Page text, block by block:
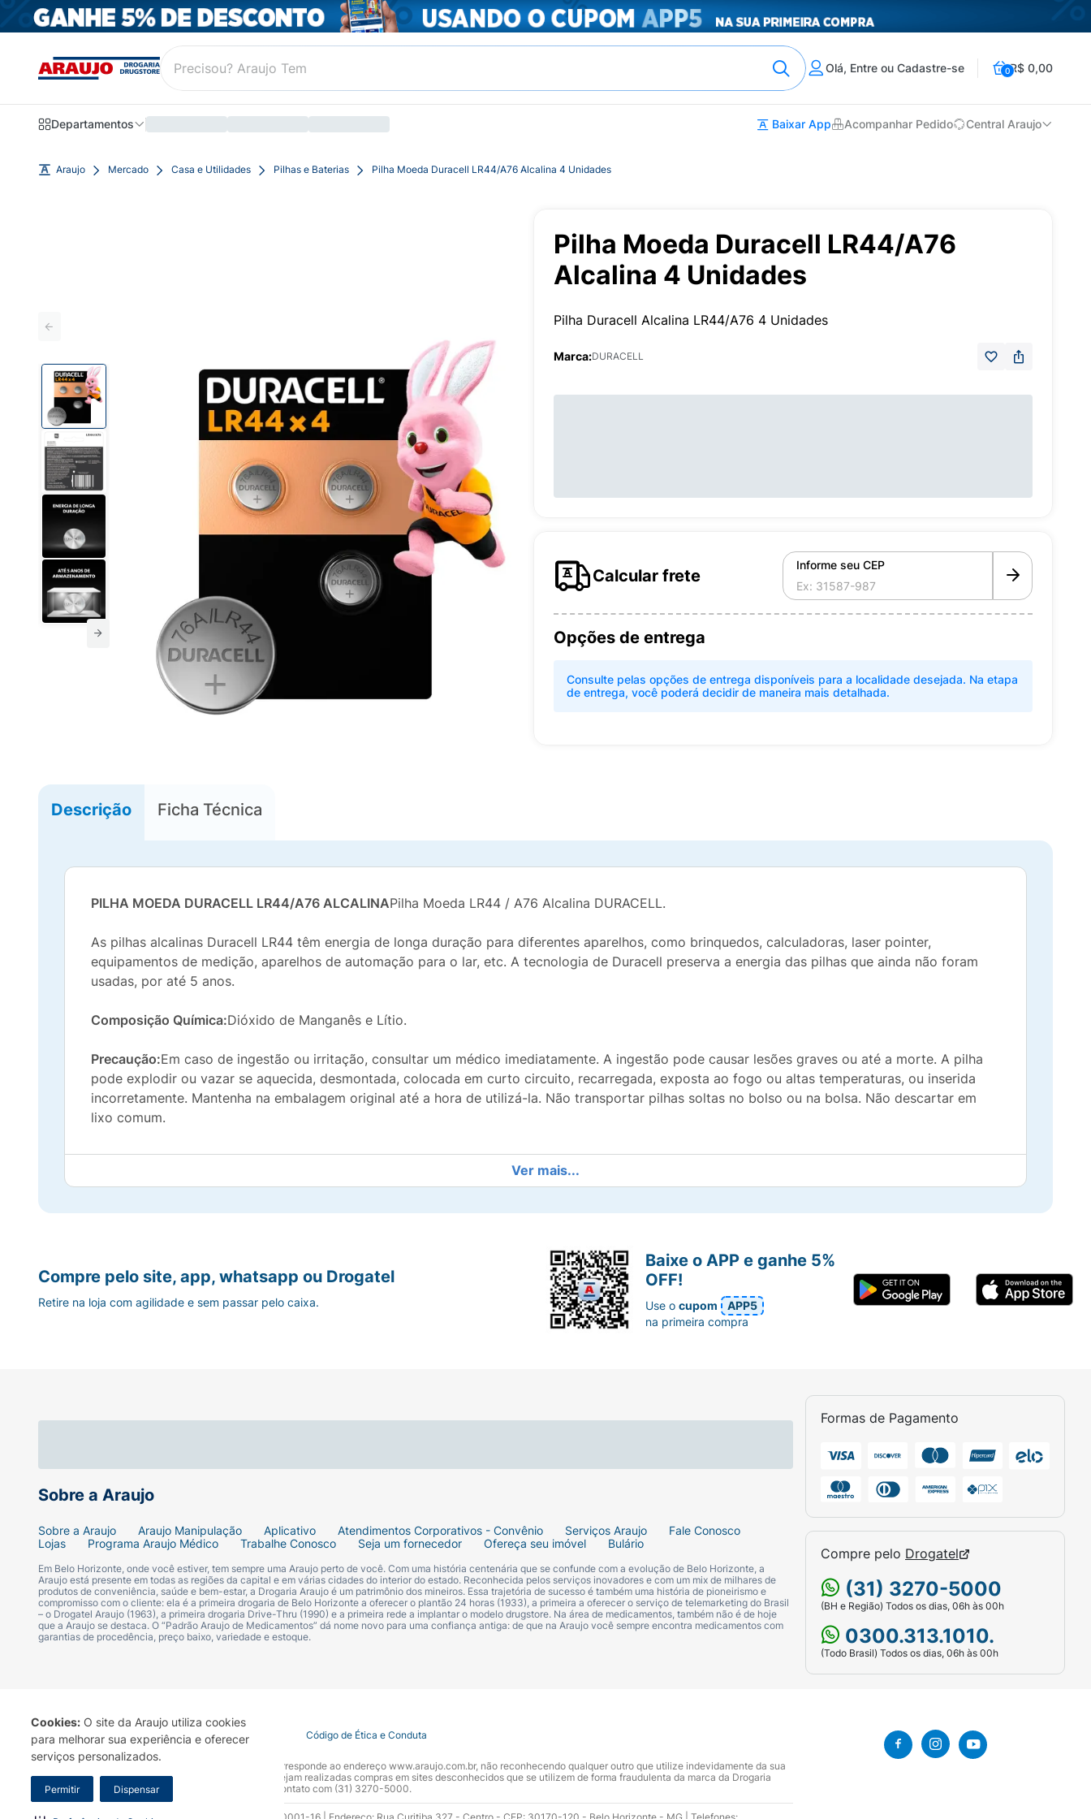
Cookies: O site da Araujo utiliza cookies
para melhorar sua experiência e oferecer
serviços personalizados.
Permitir Dispensar
Olá, Entre ou Cadastre-se 0R$ 0,00
Departamentos Baixar App Acompanhar Pedido Central Araujo
Araujo Mercado Casa e Utilidades Pilhas e Baterias Pilha Moeda Duracell LR44/A76 Alcalina 4 Unidades
Pilha Moeda Duracell LR44/A76
Alcalina 4 Unidades
Pilha Duracell Alcalina LR44/A76 4 Unidades
Marca:DURACELL
Calcular frete
Informe seu CEP
Opções de entrega
Consulte pelas opções de entrega disponíveis para a localidade desejada. Na etapa
de entrega, você poderá decidir de maneira mais detalhada.
Descrição Ficha Técnica
PILHA MOEDA DURACELL LR44/A76 ALCALINAPilha Moeda LR44 / A76 Alcalina DURACELL.
As pilhas alcalinas Duracell LR44 têm energia de longa duração para diferentes aparelhos, como brinquedos, calculadoras, laser pointer,
equipamentos de medição, aparelhos de automação para o lar, etc. A tecnologia de Duracell preserva a energia das pilhas que ainda não foram
usadas, por até 5 anos.
Composição Química:Dióxido de Manganês e Lítio.
Precaução:Em caso de ingestão ou irritação, consultar um médico imediatamente. A ingestão pode causar lesões graves ou até a morte. A pilha
pode explodir ou vazar se aquecida, desmontada, colocada em curto circuito, recarregada, exposta ao fogo ou altas temperaturas, ou inserida
incorretamente. Mantenha na embalagem original até a hora de utilizá-la. Não transportar pilhas soltas no bolso ou na bolsa. Não descartar em
lixo comum.
Ver mais...
Sobre a Araujo
Sobre a Araujo Araujo Manipulação Aplicativo Atendimentos Corporativos - Convênio Serviços Araujo
Fale Conosco
Lojas
Programa Araujo Médico Trabalhe Conosco Seja um fornecedor Ofereça seu imóvel Bulário
Em Belo Horizonte, onde você estiver, tem sempre uma Araujo perto de você. Com uma história centenária que se confunde com a evolução de Belo Horizonte, a
Araujo está presente em todas as regiões da capital e em várias cidades do interior do estado. Reconhecida pelos serviços inovadores e com um mix de milhares de
produtos de conveniência, saúde e bem-estar, a Drogaria Araujo é um patrimônio dos mineiros. Essa trajetória de sucesso é também uma história de pioneirismo e
compromisso com o cliente: ela é a primeira drogaria de Belo Horizonte a oferecer o plantão 24 horas (1933), a primeira a oferecer o serviço de telemarketing do Brasil
– o Drogatel Araujo (1963), a primeira drogaria Drive-Thru (1990) e a primeira rede a implantar o modelo drugstore. Na área de medicamentos, também não é de hoje
que a Araujo se destaca. O “Padrão Araujo de Medicamentos” dá nome novo para uma confiança antiga: de que na Araujo você sempre encontra medicamentos com
garantias de procedência, preço baixo, variedade e estoque.
Formas de Pagamento
Compre pelo Drogatel
(31) 3270-5000
(BH e Região) Todos os dias, 06h às 00h
0300.313.1010.
(Todo Brasil) Todos os dias, 06h às 00h
Compre pelo site, app, whatsapp ou Drogatel
Retire na loja com agilidade e sem passar pelo caixa.
Baixe o APP e ganhe 5%
OFF!
Use ocupom
APP5
na primeira compra
Termo de Uso Portal da Privacidade Covid-19 Código de Ética e Conduta
A Drogaria Araujo S/A informa que o seu site oficial corresponde ao endereço www.araujo.com.br, não reconhecendo qualquer outro que utilize indevidamente da sua
marca. Para sua segurança recomendamos que não sejam realizadas compras em sites desconhecidos que se utilizem de forma fraudulenta da marca da Drogaria
Araujo S.A. Em caso de dúvidas, gentileza entrar em contato com (31) 3270-5000.